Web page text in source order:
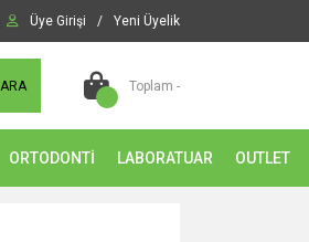
Üye Girişi / Yeni Üyelik
ARA Toplam -
ORTODONTİ LABORATUAR OUTLET